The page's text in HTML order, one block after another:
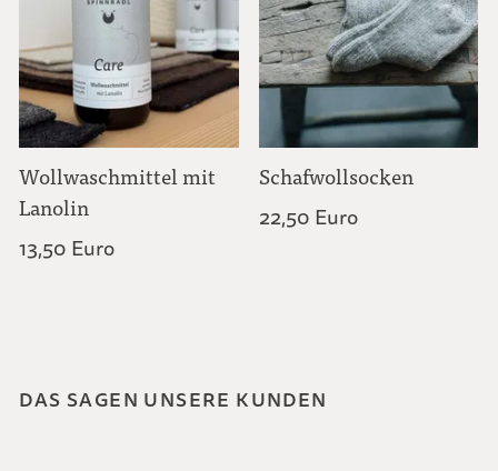
Wollwaschmittel mit
Lanolin
13,50 Euro
Schafwollsocken
22,50 Euro
DAS SAGEN UNSERE KUNDEN